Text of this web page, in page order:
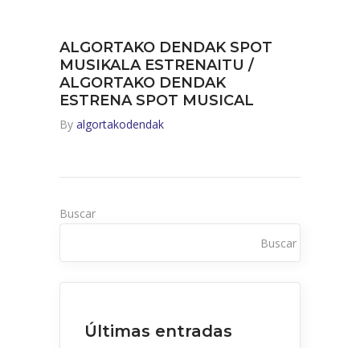
ALGORTAKO DENDAK SPOT
MUSIKALA ESTRENAITU /
ALGORTAKO DENDAK
ESTRENA SPOT MUSICAL
By algortakodendak
Buscar
Buscar
Últimas entradas